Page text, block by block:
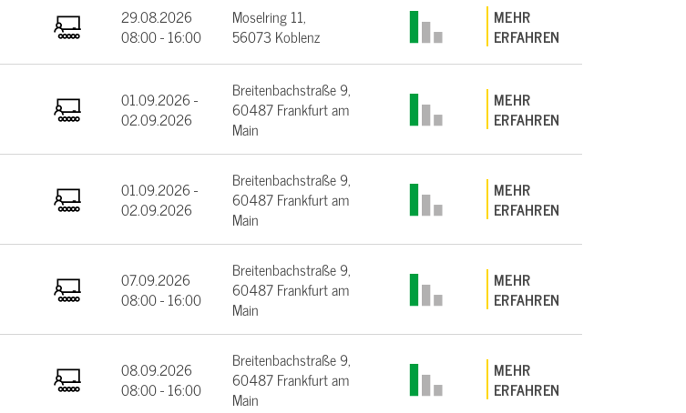
29.08.2026
08:00 - 16:00
Moselring 11,
56073 Koblenz
MEHR
ERFAHREN
01.09.2026 -
02.09.2026
Breitenbachstraße 9,
60487 Frankfurt am
Main
MEHR
ERFAHREN
01.09.2026 -
02.09.2026
Breitenbachstraße 9,
60487 Frankfurt am
Main
MEHR
ERFAHREN
07.09.2026
08:00 - 16:00
Breitenbachstraße 9,
60487 Frankfurt am
Main
MEHR
ERFAHREN
08.09.2026
08:00 - 16:00
Breitenbachstraße 9,
60487 Frankfurt am
Main
MEHR
ERFAHREN